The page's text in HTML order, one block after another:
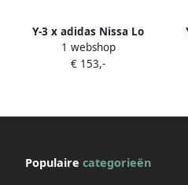
Y-3 x adidas Nissa Lo
sneakers met streepdetail
Zwart
1 webshop
€ 153,-
Populaire categorieën